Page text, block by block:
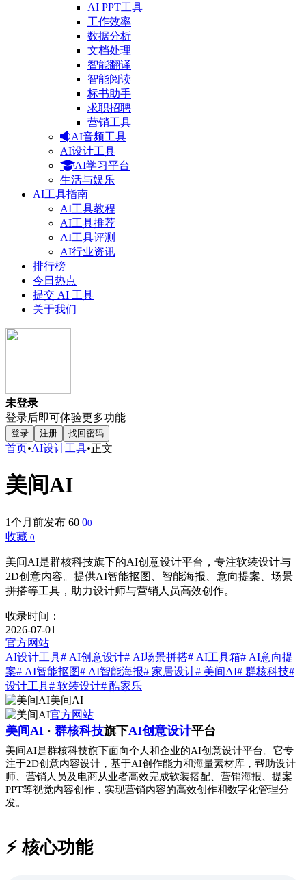
AI PPT工具
工作效率
数据分析
文档处理
智能翻译
智能阅读
标书助手
求职招聘
营销工具
AI音频工具
AI设计工具
AI学习平台
生活与娱乐
AI工具指南
AI工具教程
AI工具推荐
AI工具评测
AI行业资讯
排行榜
今日热点
提交 AI 工具
关于我们
未登录
登录后即可体验更多功能
登录 注册 找回密码
首页•AI设计工具•正文
美间AI
1个月前发布 60 00
收藏 0
美间AI是群核科技旗下的AI创意设计平台，专注软装设计与
2D创意内容。提供AI智能抠图、智能海报、意向提案、场景
拼搭等工具，助力设计师与营销人员高效创作。
收录时间：
2026-07-01
官方网站
AI设计工具# AI创意设计# AI场景拼搭# AI工具箱# AI意向提
案# AI智能抠图# AI智能海报# 家居设计# 美间AI# 群核科技#
设计工具# 软装设计# 酷家乐
美间AI
官方网站
美间AI · 群核科技旗下AI创意设计平台
美间AI是群核科技旗下面向个人和企业的AI创意设计平台。它专
注于2D创意内容设计，基于AI创作能力和海量素材库，帮助设计
师、营销人员及电商从业者高效完成软装搭配、营销海报、提案
PPT等视觉内容创作，实现营销内容的高效创作和数字化管理分
发。
⚡️ 核心功能